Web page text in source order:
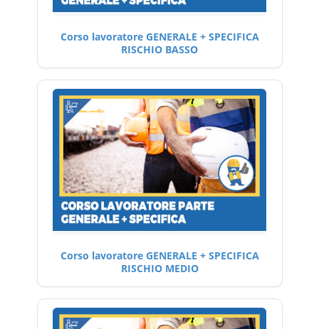
Corso lavoratore GENERALE + SPECIFICA
RISCHIO BASSO
Corso lavoratore GENERALE + SPECIFICA
RISCHIO MEDIO